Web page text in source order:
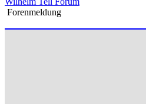
Forenmeldung